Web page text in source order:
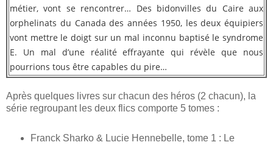
métier, vont se rencontrer… Des bidonvilles du Caire aux
orphelinats du Canada des années 1950, les deux équipiers
vont mettre le doigt sur un mal inconnu baptisé le syndrome
E. Un mal d’une réalité effrayante qui révèle que nous
pourrions tous être capables du pire…
Après quelques livres sur chacun des héros (2 chacun), la
série regroupant les deux flics comporte 5 tomes :
Franck Sharko & Lucie Hennebelle, tome 1 : Le